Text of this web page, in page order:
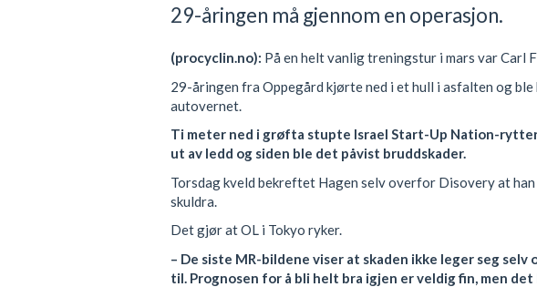
29-åringen må gjennom en operasjon.
(procyclin.no): På en helt vanlig treningstur i mars var Carl
29-åringen fra Oppegård kjørte ned i et hull i asfalten og
autovernet.
Ti meter ned i grøfta stupte Israel Start-Up Nation-
ut av ledd og siden ble det påvist bruddskader.
Torsdag kveld bekreftet Hagen selv overfor Disovery at
skuldra.
Det gjør at OL i Tokyo ryker.
– De siste MR-bildene viser at skaden ikke leger seg selv
til. Prognosen for å bli helt bra igjen er veldig fin, men